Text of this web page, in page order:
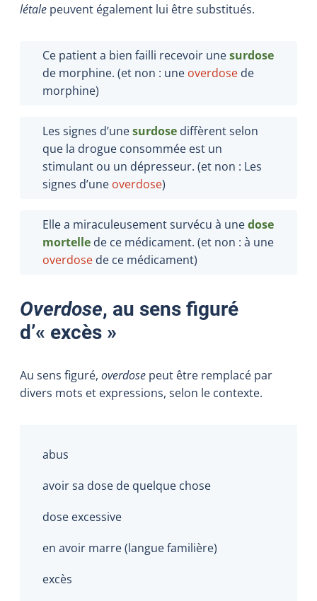
létale peuvent également lui être substitués.
Ce patient a bien failli recevoir unesurdose
de morphine. (et non : une overdose de
morphine)
Les signes d’unesurdose diffèrent selon
que la drogue consommée est un
stimulant ou un dépresseur. (et non : Les
signes d’une overdose)
Elle a miraculeusement survécu à unedose
mortelle de ce médicament. (et non : à une
overdose de ce médicament)
Overdose, au sens figuré
d’« excès »
Au sens figuré, overdose peut être remplacé par
divers mots et expressions, selon le contexte.
abus
avoir sa dose de quelque chose
dose excessive
en avoir marre (langue familière)
excès